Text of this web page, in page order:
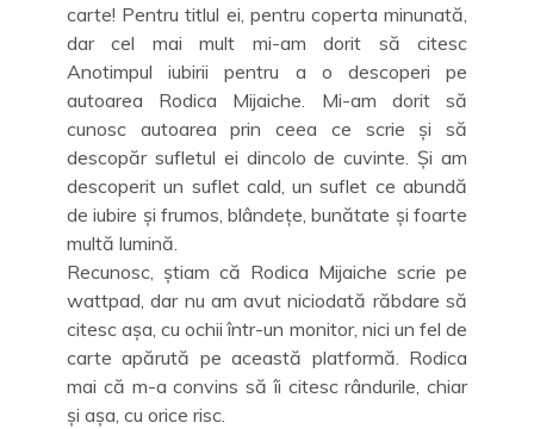
carte! Pentru titlul ei, pentru coperta minunată,
dar cel mai mult mi-am dorit să citesc
Anotimpul iubirii pentru a o descoperi pe
autoarea Rodica Mijaiche. Mi-am dorit să
cunosc autoarea prin ceea ce scrie și să
descopăr sufletul ei dincolo de cuvinte. Și am
descoperit un suflet cald, un suflet ce abundă
de iubire și frumos, blândețe, bunătate și foarte
multă lumină.
Recunosc, știam că Rodica Mijaiche scrie pe
wattpad, dar nu am avut niciodată răbdare să
citesc așa, cu ochii într-un monitor, nici un fel de
carte apărută pe această platformă. Rodica
mai că m-a convins să îi citesc rândurile, chiar
și așa, cu orice risc.